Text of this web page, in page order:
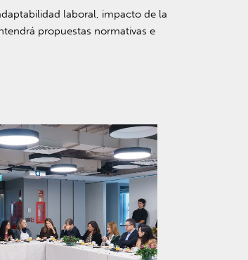
laboral, impacto de la
propuestas normativas e